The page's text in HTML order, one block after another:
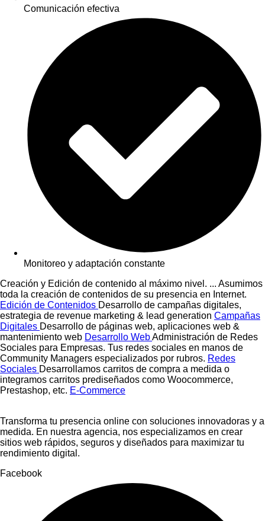
Comunicación efectiva
Monitoreo y adaptación constante
Creación y Edición de contenido al máximo nivel. ... Asumimos
toda la creación de contenidos de su presencia en Internet.
Edición de Contenidos Desarrollo de campañas digitales,
estrategia de revenue marketing & lead generation Campañas
Digitales Desarrollo de páginas web, aplicaciones web &
mantenimiento web Desarrollo WebAdministración de Redes
Sociales para Empresas. Tus redes sociales en manos de
Community Managers especializados por rubros. Redes
Sociales Desarrollamos carritos de compra a medida o
integramos carritos prediseñados como Woocommerce,
Prestashop, etc. E-Commerce
Transforma tu presencia online con soluciones innovadoras y a
medida. En nuestra agencia, nos especializamos en crear
sitios web rápidos, seguros y diseñados para maximizar tu
rendimiento digital.
Facebook